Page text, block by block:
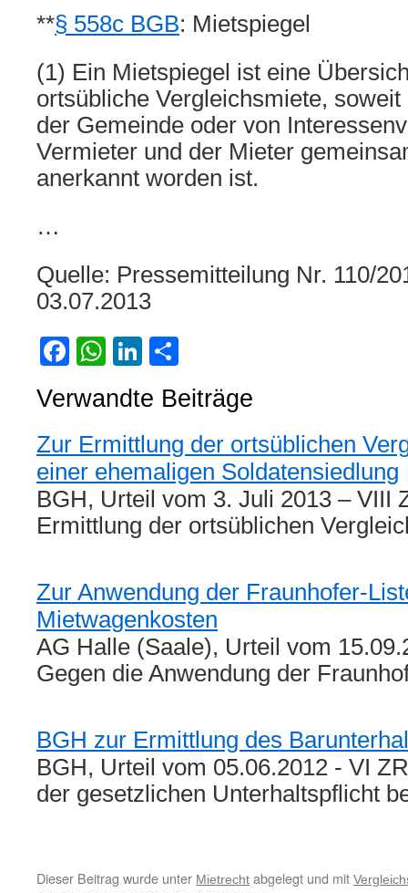
**§ 558c BGB: Mietspiegel
(1) Ein Mietspiegel ist eine
ortsübliche Vergleichsmiete,
der Gemeinde oder von
Vermieter und der Mieter
anerkannt worden ist.
…
Quelle: Pressemitteilung Nr. 110/
03.07.2013
Facebook
WhatsApp
LinkedIn
Verwandte Beiträge
Zur Ermittlung der ortsüblichen
einer ehemaligen Soldatensiedlung
BGH, Urteil vom 3. Juli 2013 – VIII
Ermittlung der ortsüblichen
Zur Anwendung der Fraunhofer-
Mietwagenkosten
AG Halle (Saale), Urteil vom
Gegen die Anwendung der
BGH zur Ermittlung des
BGH, Urteil vom 05.06.2012 - VI
der gesetzlichen Unterhaltspflicht
Dieser Beitrag wurde unter Mietrecht abgelegt und mit